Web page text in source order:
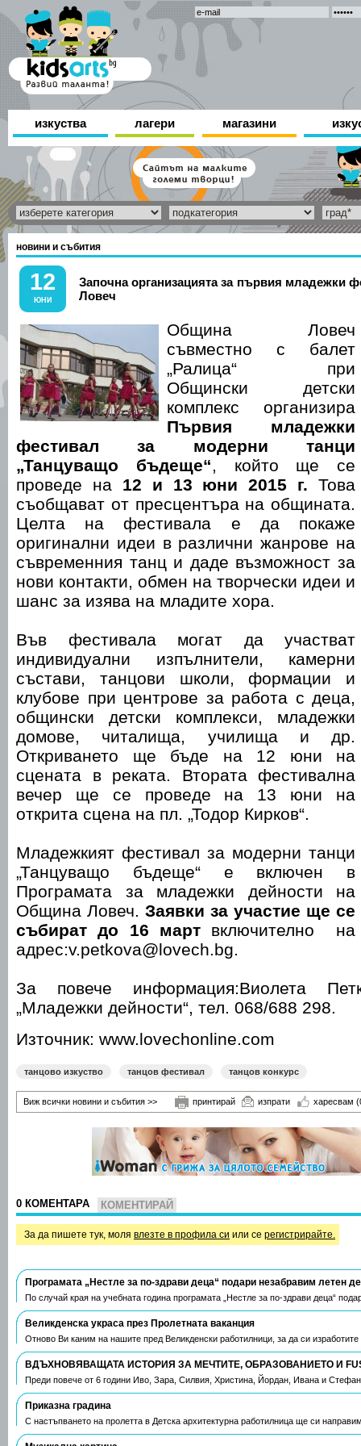
изкуства лагери магазини
новини и събития
12
ЮНИ
Започна организацията за първия младежки
Ловеч
Община Ловеч
съвместно с балет
„Ралица“ при
Общински детски
комплекс организира
Първия младежки
фестивал за модерни танци
„Танцуващо бъдеще“, който ще се
проведе на 12 и 13 юни 2015 г. Това
съобщават от пресцентъра на общината.
Целта на фестивала е да покаже
оригинални идеи в различни жанрове на
съвременния танц и даде възможност за
нови контакти, обмен на творчески идеи и
шанс за изява на младите хора.
Във фестивала могат да участват
индивидуални изпълнители, камерни
състави, танцови школи, формации и
клубове при центрове за работа с деца,
общински детски комплекси, младежки
домове, читалища, училища и др.
Откриването ще бъде на 12 юни на
сцената в реката. Втората фестивална
вечер ще се проведе на 13 юни на
открита сцена на пл. „Тодор Кирков“.
Младежкият фестивал за модерни танци
„Танцуващо бъдеще“ е включен в
Програмата за младежки дейности на
Община Ловеч. Заявки за участие ще се
събират до 16 март включително на
адрес:v.petkova@lovech.bg.
За повече информация:Виолета
„Младежки дейности“, тел. 068/688 298.
Източник: www.lovechonline.com
танцово изкуство танцов фестивал танцов конкурс
Виж всички новини и събития >> принтирай изпрати харесвам
0 КОМЕНТАРА КОМЕНТИРАЙ
За да пишете тук, моля влезте в профила си или се регистрирайте.
Програмата „Нестле за по-здрави деца“ подари незабравим летен
По случай края на учебната година програмата „Нестле за по-здрави деца“
Великденска украса през Пролетната ваканция
Отново Ви каним на нашите пред Великденски работилници, за да си
ВДЪХНОВЯВАЩАТА ИСТОРИЯ ЗА МЕЧТИТЕ, ОБРАЗОВАНИЕТО И
Преди повече от 6 години Иво, Зара, Силвия, Христина, Йордан, Ивана и
Приказна градина
С настъпването на пролетта в Детска архитектурна работилница ще си